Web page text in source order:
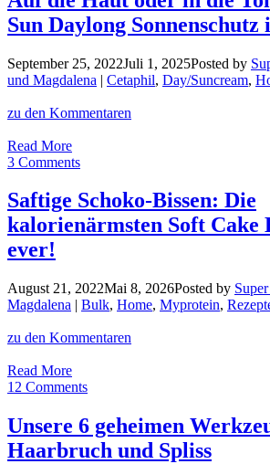
Strick
trifft
glossy
Lack
Sun Daylong Sonnenschutz
September 25, 2022Juli 1, 2025Posted by
und Magdalena | Cetaphil, Day/Suncream,
zu den Kommentaren
Read MoreAuf
die
oder
in
die
Daylong
Sonnenschutz
Test!
3 Comments
Saftige Schoko-Bissen: Die
kalorienärmsten Soft Cake
ever!
August 21, 2022Mai 8, 2026Posted by
Magdalena | Bulk, Home, Myprotein,
zu den Kommentaren
Read MoreSaftige
Schoko-
Die
kalorienärmsten
Soft
12 Comments
Unsere 6 geheimen
Haarbruch und Spliss